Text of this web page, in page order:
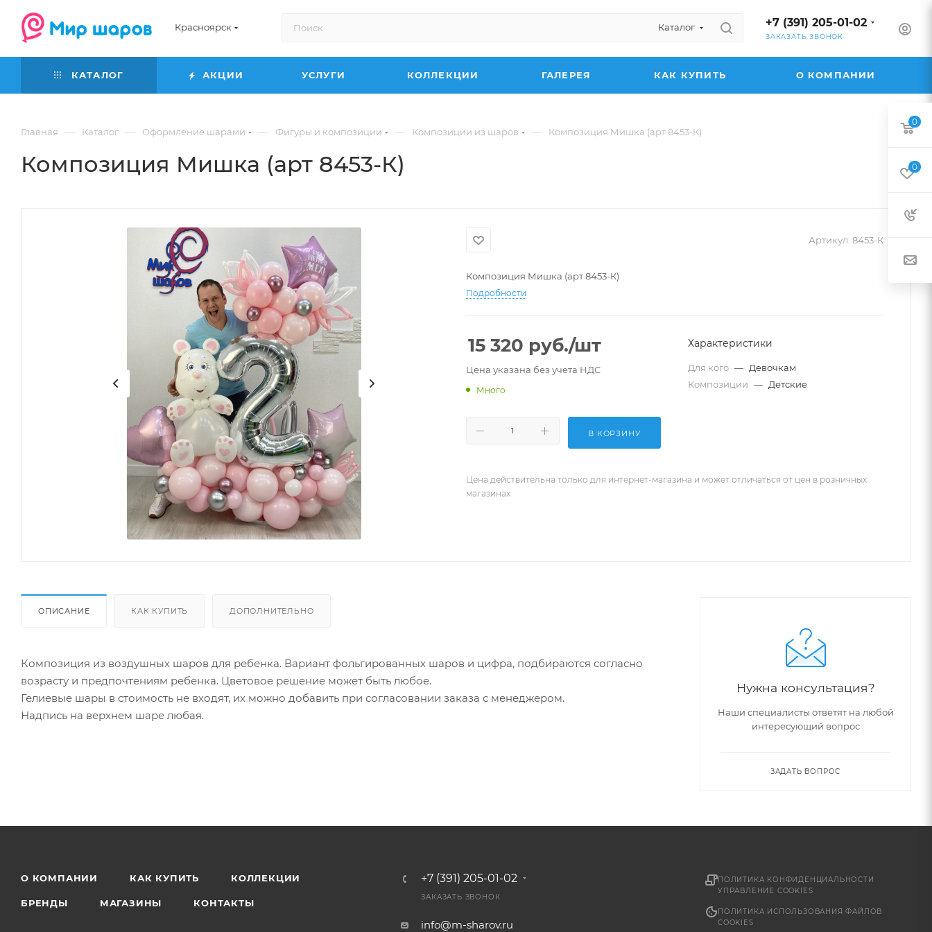
Красноярск Каталог +7 (391) 205-01-02
ЗАКАЗАТЬ ЗВОНОК
КАТАЛОГ АКЦИИ УСЛУГИ КОЛЛЕКЦИИ ГАЛЕРЕЯ КАК КУПИТЬ О КОМПАНИИ
Главная — Каталог — Оформление шарами — Фигуры и композиции — Композиции из шаров — Композиция Мишка (арт 8453-К)
Композиция Мишка (арт 8453-К)
Артикул: 8453-К
Композиция Мишка (арт 8453-К)
Подробности
15 320 руб./шт
Цена указана без учета НДС
Много
В КОРЗИНУ
Характеристики
Для кого — Девочкам
Композиции — Детские
Цена действительна только для интернет-магазина и может отличаться от цен в розничных
магазинах
ОПИСАНИЕ КАК КУПИТЬ ДОПОЛНИТЕЛЬНО
Композиция из воздушных шаров для ребенка. Вариант фольгированных шаров и цифра, подбираются согласно
возрасту и предпочтениям ребенка. Цветовое решение может быть любое.
Гелиевые шары в стоимость не входят, их можно добавить при согласовании заказа с менеджером.
Надпись на верхнем шаре любая.
Нужна консультация?
Наши специалисты ответят на любой
интересующий вопрос
ЗАДАТЬ ВОПРОС
О КОМПАНИИ КАК КУПИТЬ КОЛЛЕКЦИИ
БРЕНДЫ МАГАЗИНЫ КОНТАКТЫ
+7 (391) 205-01-02
ЗАКАЗАТЬ ЗВОНОК
info@m-sharov.ru
ПОЛИТИКА КОНФИДЕНЦИАЛЬНОСТИ
УПРАВЛЕНИЕ COOKIES
ПОЛИТИКА ИСПОЛЬЗОВАНИЯ ФАЙЛОВ
COOKIES
0
0